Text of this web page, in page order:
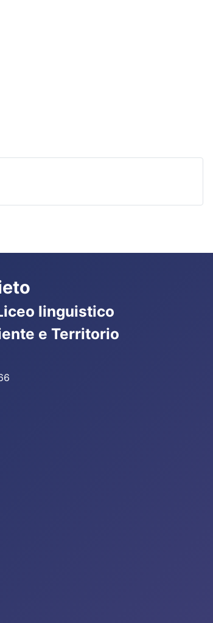
linguistico
e Territorio